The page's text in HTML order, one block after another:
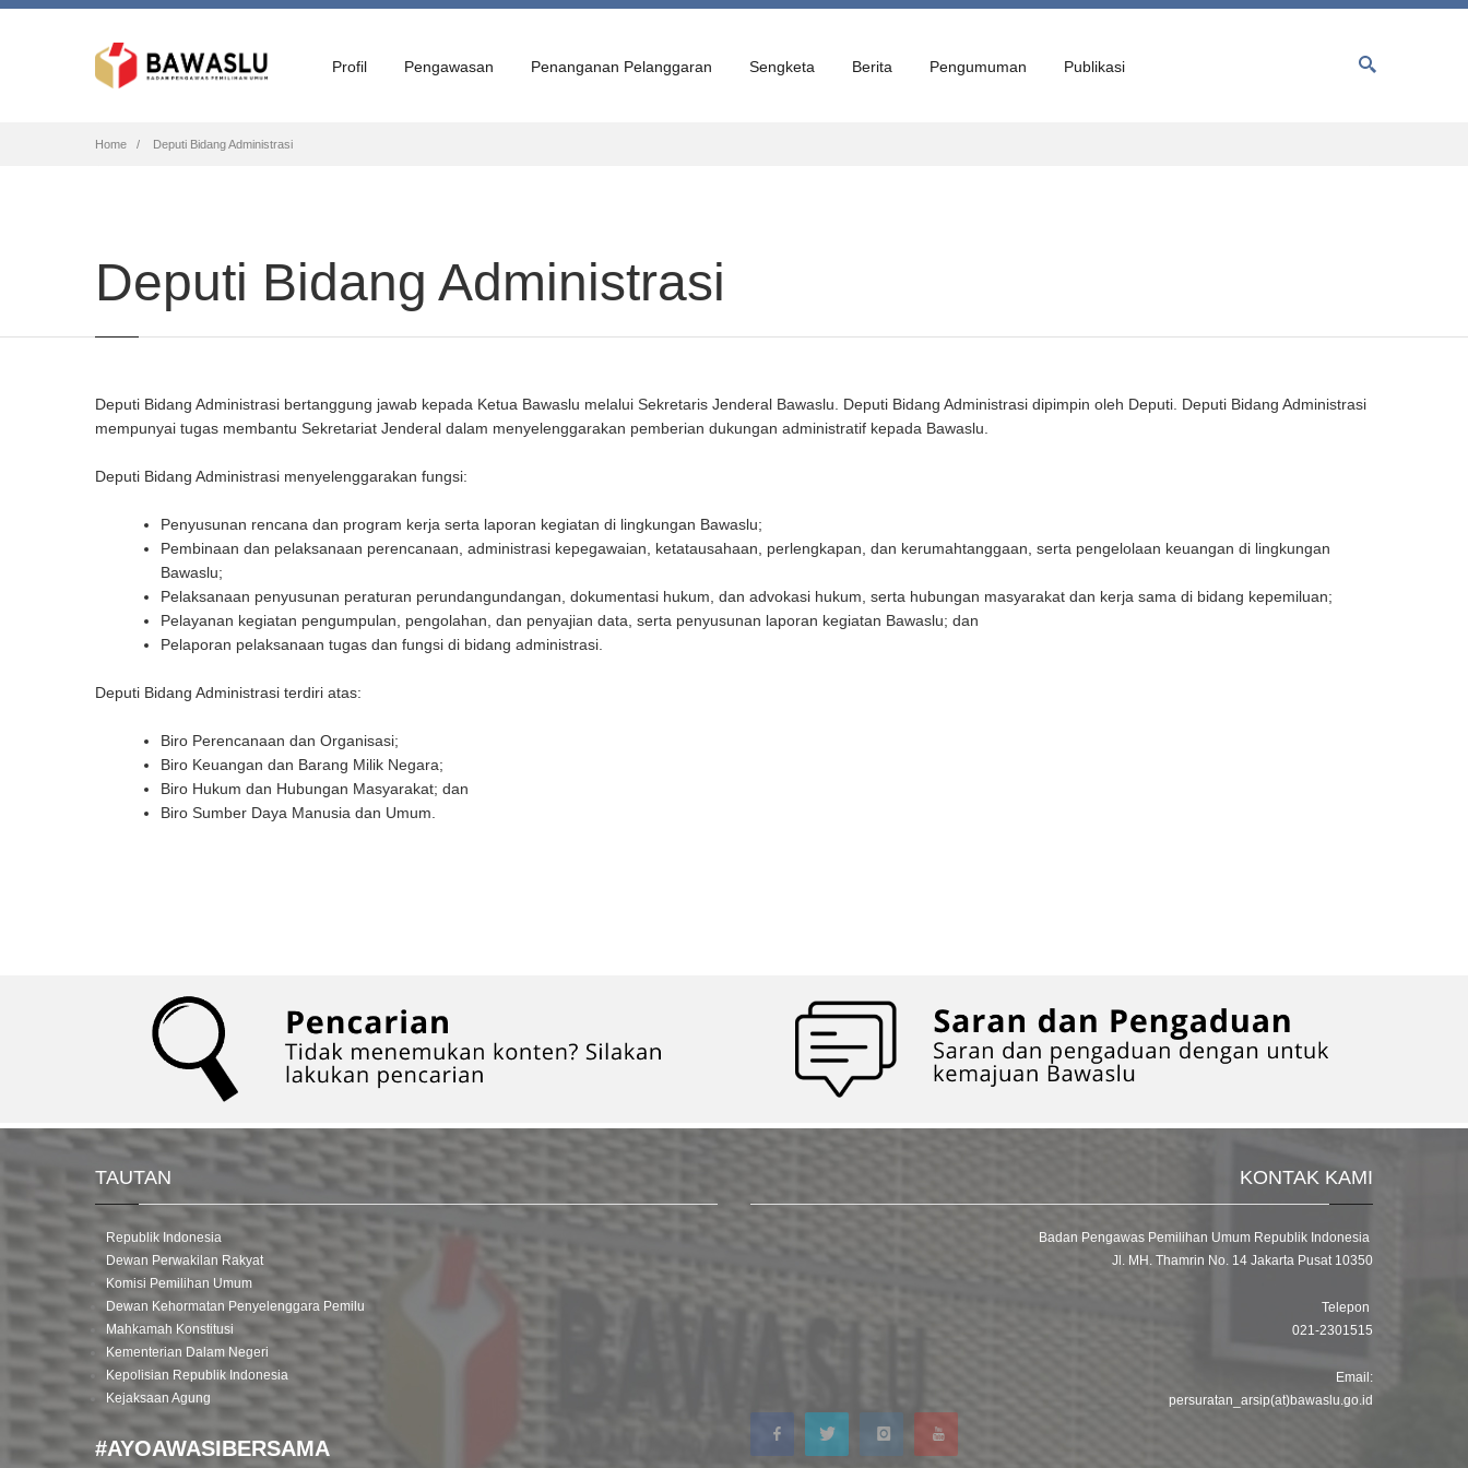
Profil Pengawasan Penanganan Pelanggaran Sengketa Berita Pengumuman Publikasi
Breadcrumb
Home Deputi Bidang Administrasi
Deputi Bidang Administrasi
Deputi Bidang Administrasi bertanggung jawab kepada Ketua Bawaslu melalui Sekretaris Jenderal Bawaslu. Deputi Bidang Administrasi dipimpin oleh Deputi. Deputi Bidang Administrasi
mempunyai tugas membantu Sekretariat Jenderal dalam menyelenggarakan pemberian dukungan administratif kepada Bawaslu.
Deputi Bidang Administrasi menyelenggarakan fungsi:
Penyusunan rencana dan program kerja serta laporan kegiatan di lingkungan Bawaslu;
Pembinaan dan pelaksanaan perencanaan, administrasi kepegawaian, ketatausahaan, perlengkapan, dan kerumahtanggaan, serta pengelolaan keuangan di lingkungan
Bawaslu;
Pelaksanaan penyusunan peraturan perundangundangan, dokumentasi hukum, dan advokasi hukum, serta hubungan masyarakat dan kerja sama di bidang kepemiluan;
Pelayanan kegiatan pengumpulan, pengolahan, dan penyajian data, serta penyusunan laporan kegiatan Bawaslu; dan
Pelaporan pelaksanaan tugas dan fungsi di bidang administrasi.
Deputi Bidang Administrasi terdiri atas:
Biro Perencanaan dan Organisasi;
Biro Keuangan dan Barang Milik Negara;
Biro Hukum dan Hubungan Masyarakat; dan
Biro Sumber Daya Manusia dan Umum.
TAUTAN
Republik Indonesia
Dewan Perwakilan Rakyat
Komisi Pemilihan Umum
Dewan Kehormatan Penyelenggara Pemilu
Mahkamah Konstitusi
Kementerian Dalam Negeri
Kepolisian Republik Indonesia
Kejaksaan Agung
#AYOAWASIBERSAMA
KONTAK KAMI
Badan Pengawas Pemilihan Umum Republik Indonesia
Jl. MH. Thamrin No. 14 Jakarta Pusat 10350
Telepon
021-2301515
Email:
persuratan_arsip(at)bawaslu.go.id